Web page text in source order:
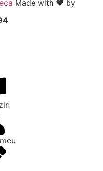
Made with ❤️ by